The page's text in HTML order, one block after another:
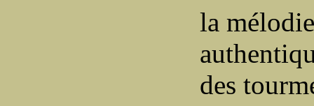
la
des